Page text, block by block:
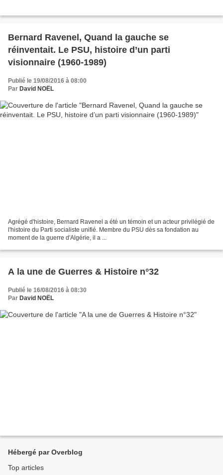
Bernard Ravenel, Quand la gauche se
réinventait. Le PSU, histoire d’un parti
visionnaire (1960-1989)
Publié le 19/08/2016 à 08:00
Par David NOËL
Agrégé d'histoire, Bernard Ravenel a été un témoin et un acteur privilégié de
l'histoire du Parti socialiste unifié. Membre du PSU dès sa fondation au
moment de la guerre d'Algérie, il a ...
A la une de Guerres & Histoire n°32
Publié le 16/08/2016 à 08:30
Par David NOËL
Hébergé par Overblog
Top articles